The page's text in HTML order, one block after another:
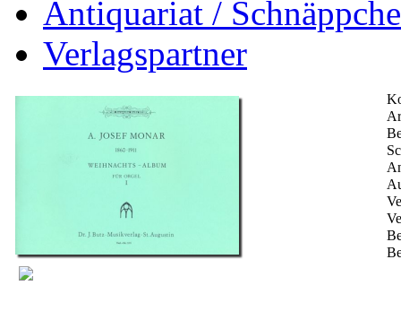
Antiquariat /
Verlagspartner